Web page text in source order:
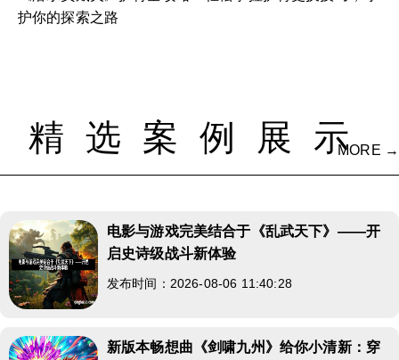
护你的探索之路
精选案例展示MORE →
电影与游戏完美结合于《乱武天下》——开
启史诗级战斗新体验
发布时间：2026-08-06 11:40:28
新版本畅想曲《剑啸九州》给你小清新：穿